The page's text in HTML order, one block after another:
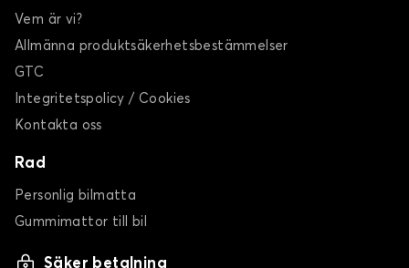
Vem är vi?
Allmänna produktsäkerhetsbestämmelser
GTC
Integritetspolicy / Cookies
Kontakta oss
Rad
Personlig bilmatta
Gummimattor till bil
Säker betalning